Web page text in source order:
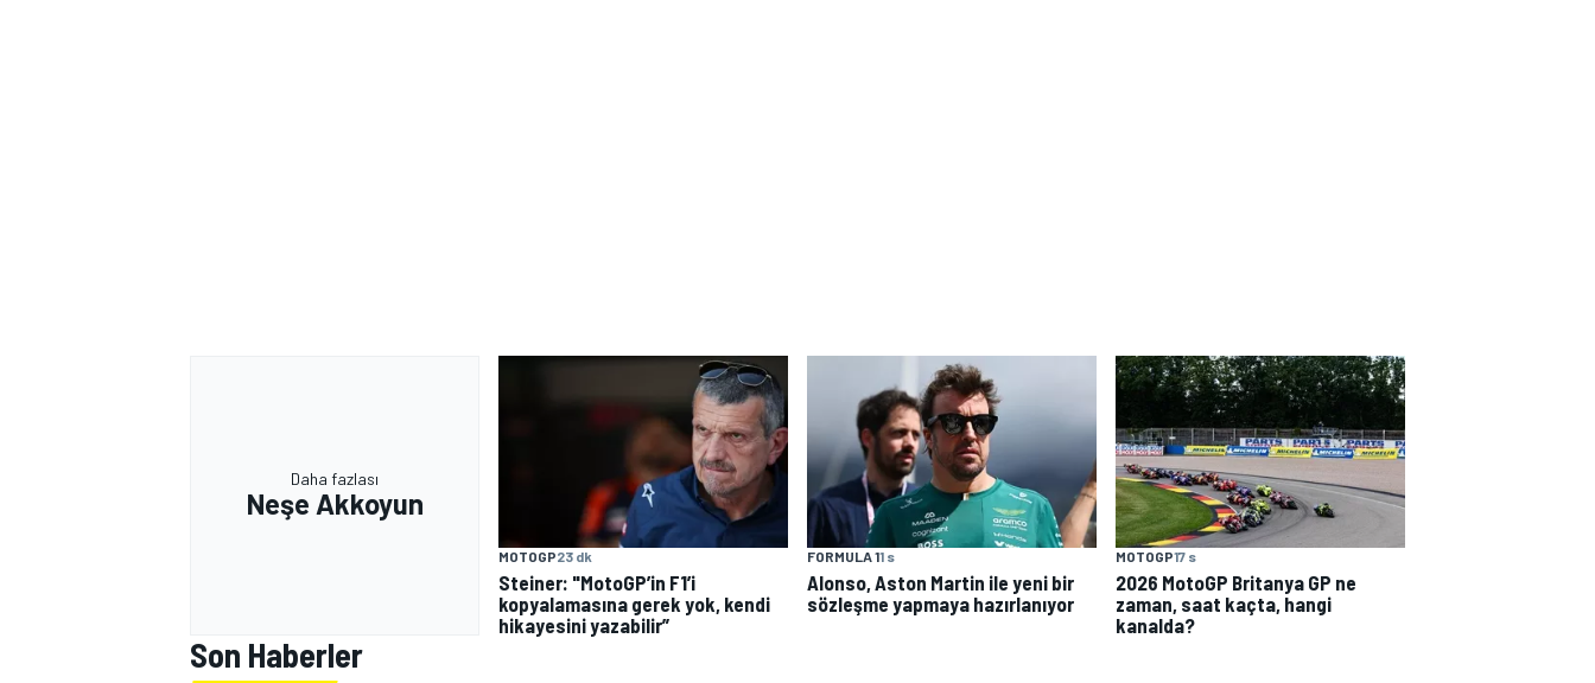
Daha fazlası
Neşe Akkoyun
MOTOGP23 dk
Steiner: "MotoGP’in F1’i
kopyalamasına gerek yok, kendi
hikayesini yazabilir”
FORMULA 11 s
Alonso, Aston Martin ile yeni bir
sözleşme yapmaya hazırlanıyor
MOTOGP17 s
2026 MotoGP Britanya GP ne
zaman, saat kaçta, hangi
kanalda?
Son Haberler